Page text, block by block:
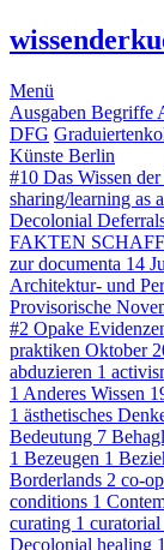
Menü
Ausgaben Begriffe
DFG
Künste Berlin
#10 Das Wissen
sharing/learning as
Decolonial
FAKTEN
zur documenta 14
Architektur- und
Provisorische
#2 Opake
praktiken Oktober
abduzieren 1
1 Anderes Wissen
1 ästhetisches
Bedeutung 7
1 Bezeugen 1
Borderlands 2 co-
conditions 1
curating 1 curatorial
Decolonial healing 1